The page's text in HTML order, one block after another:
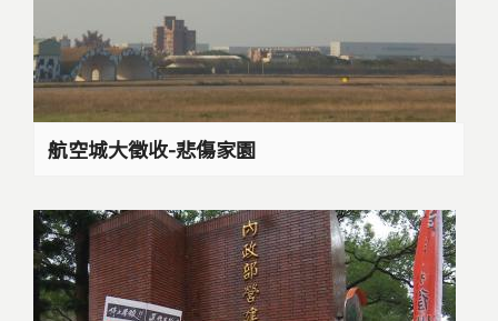
航空城大徵收-悲傷家園